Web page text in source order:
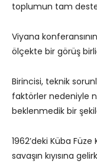
toplumun tam
Viyana
ölçekte bir görüş
Birincisi, teknik
faktörler nedeniyle
beklenmedik bir
1962’deki Küba
savaşın kıyısına